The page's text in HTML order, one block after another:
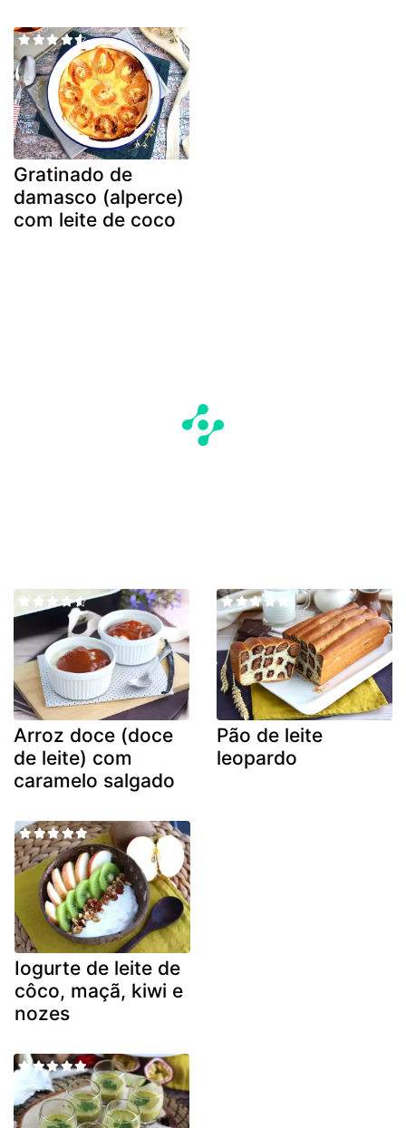
Gratinado de
damasco (alperce)
com leite de coco
Arroz doce (doce
de leite) com
caramelo salgado
Pão de leite
leopardo
Iogurte de leite de
côco, maçã, kiwi e
nozes